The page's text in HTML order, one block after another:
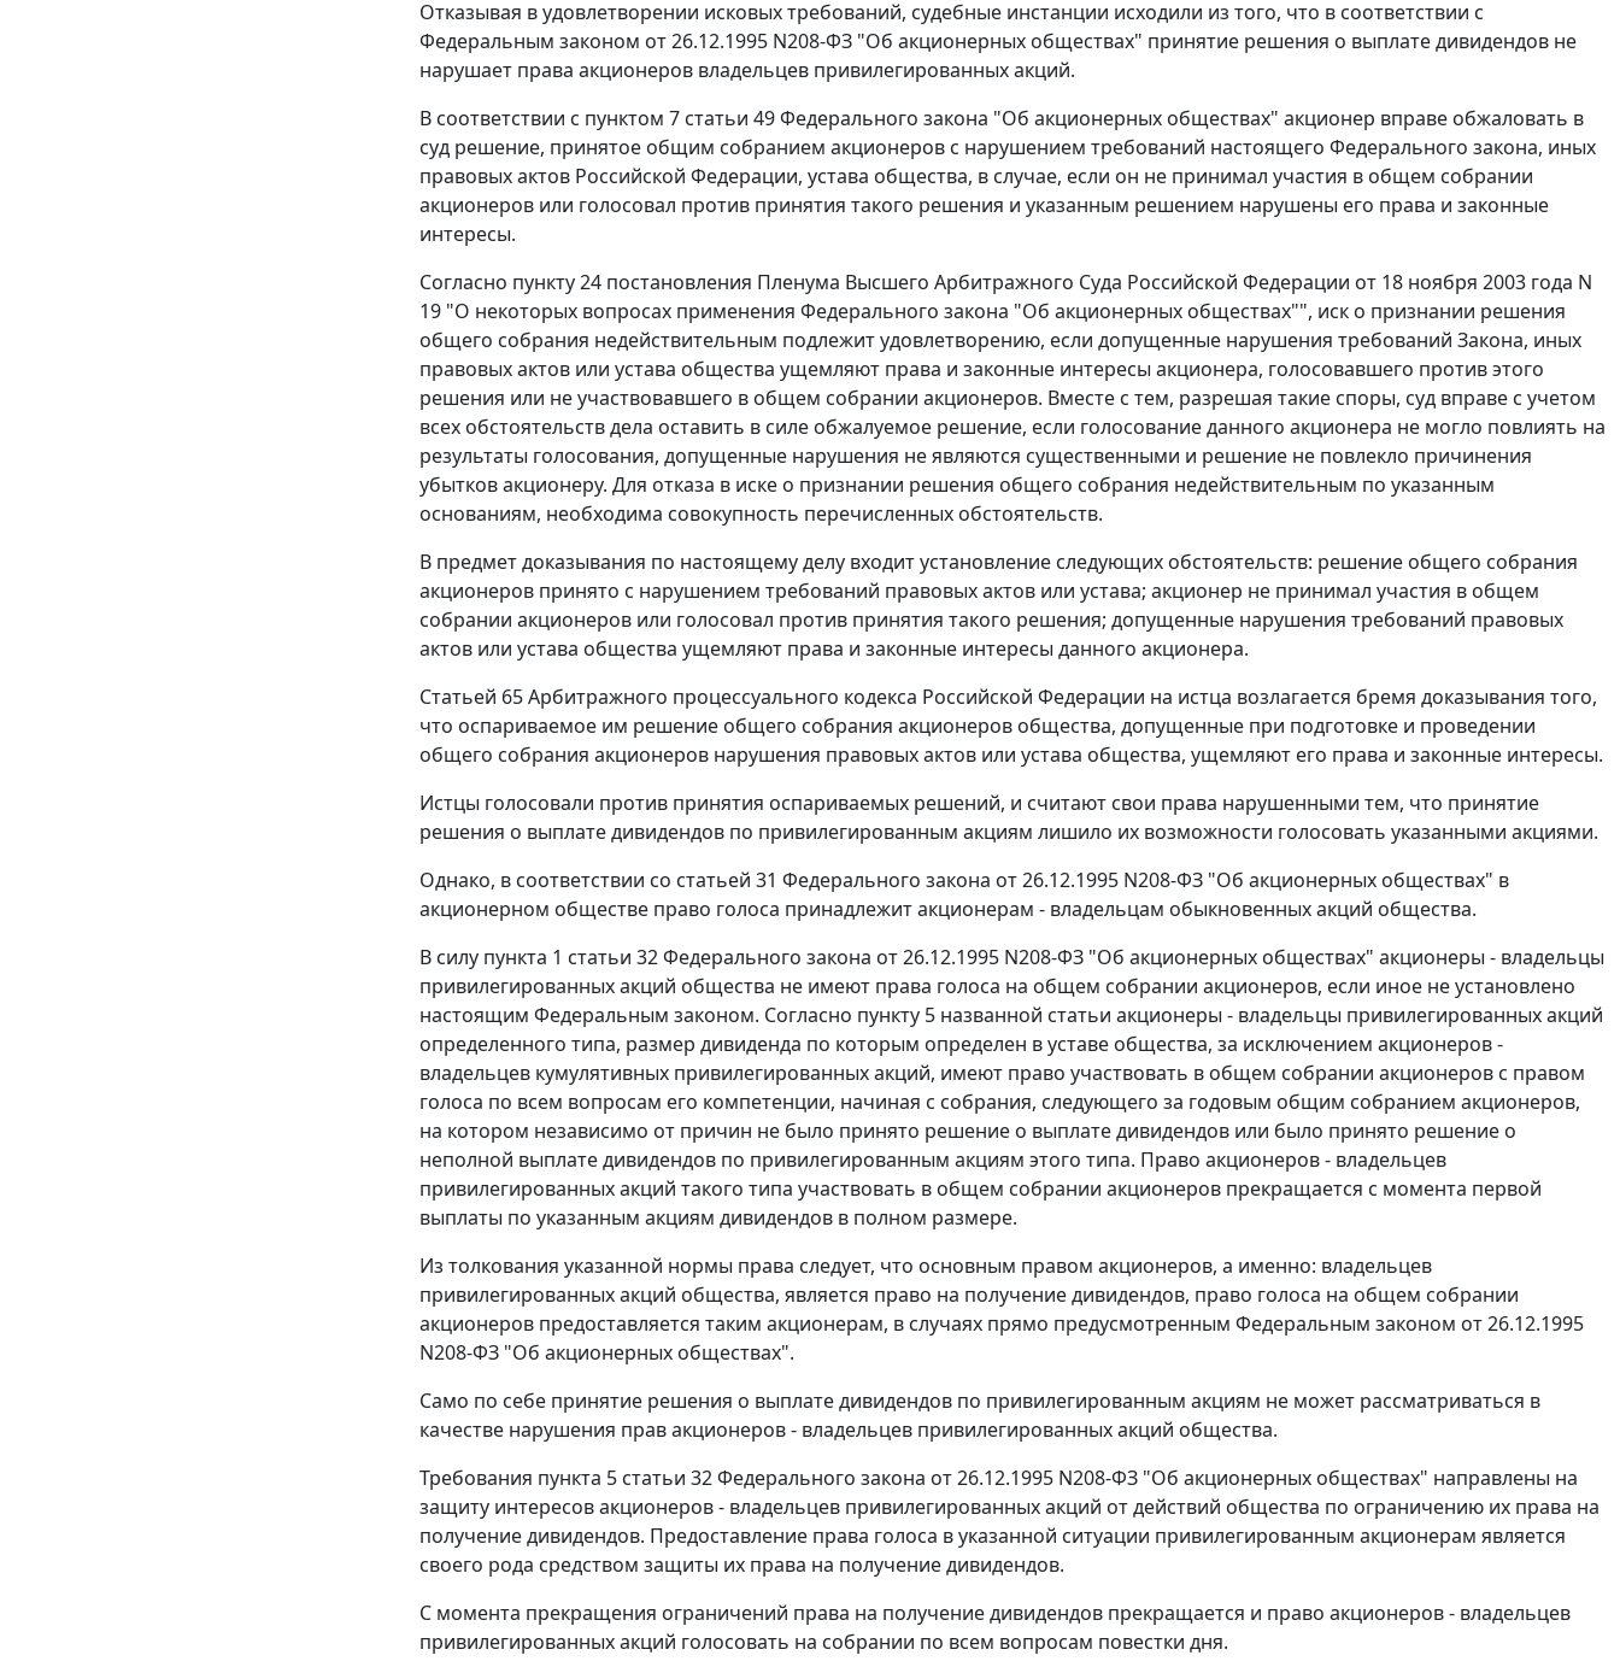
Отказывая в удовлетворении исковых требований, судебные инстанции исходили из того, что в соответствии с
Федеральным законом от 26.12.1995 N208-ФЗ "Об акционерных обществах" принятие решения о выплате дивидендов не
нарушает права акционеров владельцев привилегированных акций.
В соответствии с пунктом 7 статьи 49Федерального закона "Об акционерных обществах" акционер вправе обжаловать в
суд решение, принятое общим собранием акционеров с нарушением требований настоящего Федерального закона, иных
правовых актов Российской Федерации, устава общества, в случае, если он не принимал участия в общем собрании
акционеров или голосовал против принятия такого решения и указанным решением нарушены его права и законные
интересы.
Согласно пункту 24 постановления Пленума Высшего Арбитражного Суда Российской Федерации от 18 ноября 2003 года N
19 "О некоторых вопросах применения Федерального закона "Об акционерных обществах"", иск о признании решения
общего собрания недействительным подлежит удовлетворению, если допущенные нарушения требований Закона, иных
правовых актов или устава общества ущемляют права и законные интересы акционера, голосовавшего против этого
решения или не участвовавшего в общем собрании акционеров. Вместе с тем, разрешая такие споры, суд вправе с учетом
всех обстоятельств дела оставить в силе обжалуемое решение, если голосование данного акционера не могло повлиять на
результаты голосования, допущенные нарушения не являются существенными и решение не повлекло причинения
убытков акционеру. Для отказа в иске о признании решения общего собрания недействительным по указанным
основаниям, необходима совокупность перечисленных обстоятельств.
В предмет доказывания по настоящему делу входит установление следующих обстоятельств: решение общего собрания
акционеров принято с нарушением требований правовых актов или устава; акционер не принимал участия в общем
собрании акционеров или голосовал против принятия такого решения; допущенные нарушения требований правовых
актов или устава общества ущемляют права и законные интересы данного акционера.
Статьей 65Арбитражного процессуального кодекса Российской Федерации на истца возлагается бремя доказывания того,
что оспариваемое им решение общего собрания акционеров общества, допущенные при подготовке и проведении
общего собрания акционеров нарушения правовых актов или устава общества, ущемляют его права и законные интересы.
Истцы голосовали против принятия оспариваемых решений, и считают свои права нарушенными тем, что принятие
решения о выплате дивидендов по привилегированным акциям лишило их возможности голосовать указанными акциями.
Однако, в соответствии со статьей 31 Федерального закона от 26.12.1995 N208-ФЗ "Об акционерных обществах" в
акционерном обществе право голоса принадлежит акционерам - владельцам обыкновенных акций общества.
В силу пункта 1 статьи 32Федерального закона от 26.12.1995 N208-ФЗ "Об акционерных обществах" акционеры - владельцы
привилегированных акций общества не имеют права голоса на общем собрании акционеров, если иное не установлено
настоящим Федеральным законом. Согласно пункту 5 названной статьи акционеры - владельцы привилегированных акций
определенного типа, размер дивиденда по которым определен в уставе общества, за исключением акционеров -
владельцев кумулятивных привилегированных акций, имеют право участвовать в общем собрании акционеров с правом
голоса по всем вопросам его компетенции, начиная с собрания, следующего за годовым общим собранием акционеров,
на котором независимо от причин не было принято решение о выплате дивидендов или было принято решение о
неполной выплате дивидендов по привилегированным акциям этого типа. Право акционеров - владельцев
привилегированных акций такого типа участвовать в общем собрании акционеров прекращается с момента первой
выплаты по указанным акциям дивидендов в полном размере.
Из толкования указанной нормы права следует, что основным правом акционеров, а именно: владельцев
привилегированных акций общества, является право на получение дивидендов, право голоса на общем собрании
акционеров предоставляется таким акционерам, в случаях прямо предусмотренным Федеральным законом от 26.12.1995
N208-ФЗ "Об акционерных обществах".
Само по себе принятие решения о выплате дивидендов по привилегированным акциям не может рассматриваться в
качестве нарушения прав акционеров - владельцев привилегированных акций общества.
Требования пункта 5 статьи 32Федерального закона от 26.12.1995 N208-ФЗ "Об акционерных обществах" направлены на
защиту интересов акционеров - владельцев привилегированных акций от действий общества по ограничению их права на
получение дивидендов. Предоставление права голоса в указанной ситуации привилегированным акционерам является
своего рода средством защиты их права на получение дивидендов.
С момента прекращения ограничений права на получение дивидендов прекращается и право акционеров - владельцев
привилегированных акций голосовать на собрании по всем вопросам повестки дня.